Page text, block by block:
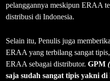
pelanggannya meskipun ERAA
distribusi di Indonesia.
Selain itu, Penulis juga
ERAA yang terbilang sangat
ERAA sebagai distributor. GPM (
saja sudah sangat tipis yakni di